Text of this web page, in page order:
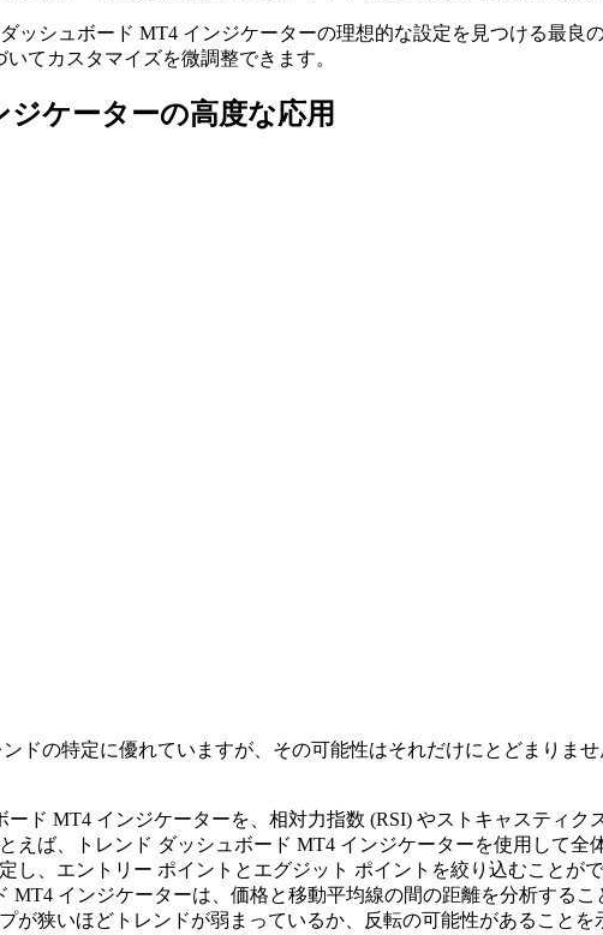
ッシュボード MT4 インジケーターの理想的な設定を見つける最良
てカスタマイズを微調整できます。
ケーターの高度な応用
ドの特定に優れていますが、その可能性はそれだけにとどまりま
ード MT4 インジケーターを、相対力指数 (RSI) やストキャスティ
えば、トレンド ダッシュボード MT4 インジケーターを使用して
し、エントリー ポイントとエグジット ポイントを絞り込むことがで
MT4 インジケーターは、価格と移動平均線の間の距離を分析する
が狭いほどトレンドが弱まっているか、反転の可能性があることを